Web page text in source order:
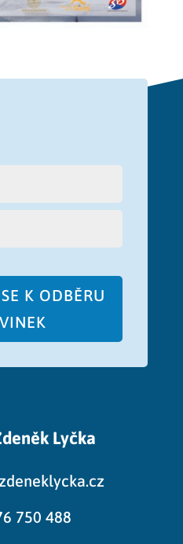
K ODBĚRU
Lyčka
750 488